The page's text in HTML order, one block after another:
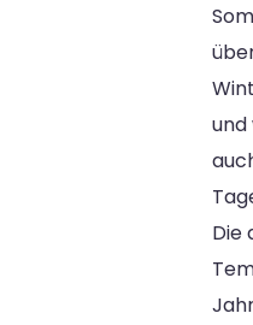
und
Die